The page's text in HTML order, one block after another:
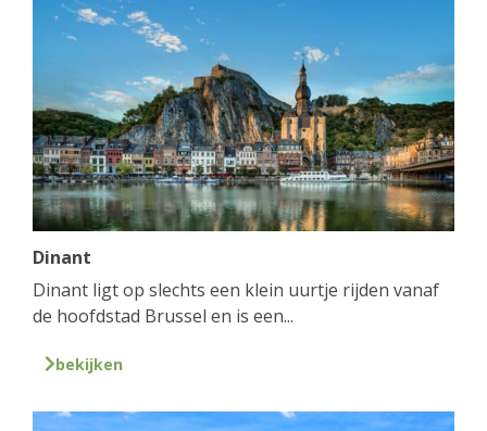
Dinant
Dinant ligt op slechts een klein uurtje rijden vanaf
de hoofdstad Brussel en is een...
bekijken